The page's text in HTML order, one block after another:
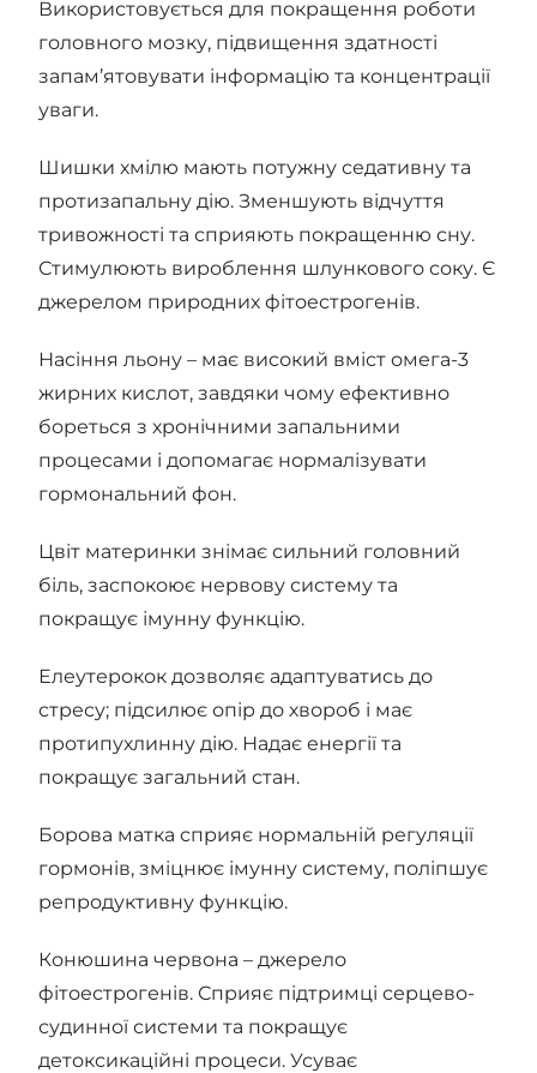
Використовується для покращення роботи
головного мозку, підвищення здатності
запам’ятовувати інформацію та концентрації
уваги.
Шишки хмілю мають потужну седативну та
протизапальну дію. Зменшують відчуття
тривожності та сприяють покращенню сну.
Стимулюють вироблення шлункового соку. Є
джерелом природних фітоестрогенів.
Насіння льону – має високий вміст омега-3
жирних кислот, завдяки чому ефективно
бореться з хронічними запальними
процесами і допомагає нормалізувати
гормональний фон.
Цвіт материнки знімає сильний головний
біль, заспокоює нервову систему та
покращує імунну функцію.
Елеутерокок дозволяє адаптуватись до
стресу; підсилює опір до хвороб і має
протипухлинну дію. Надає енергії та
покращує загальний стан.
Борова матка сприяє нормальній регуляції
гормонів, зміцнює імунну систему, поліпшує
репродуктивну функцію.
Конюшина червона – джерело
фітоестрогенів. Сприяє підтримці серцево-
судинної системи та покращує
детоксикаційні процеси. Усуває